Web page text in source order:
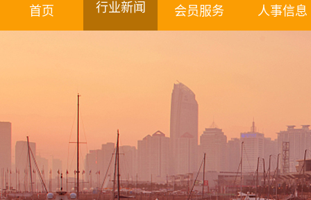
首页 行业新闻 会员服务 人事信息